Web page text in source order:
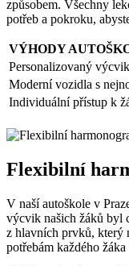
způsobem. Všechny
potřeb a ‍pokroku,
VÝHODY
Personalizovaný
Moderní vozidla s
Individuální přístup⁣ k
Flexibilní
V naší autoškole v
výcvik našich žáků byl
⁢z hlavních⁣ prvků, který
potřebám každého